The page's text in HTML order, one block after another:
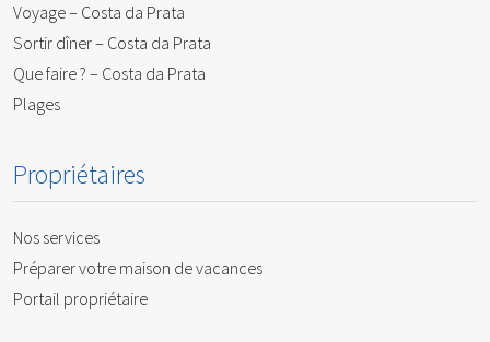
Voyage – Costa da Prata
Sortir dîner – Costa da Prata
Que faire ? – Costa da Prata
Plages
Propriétaires
Nos services
Préparer votre maison de vacances
Portail propriétaire